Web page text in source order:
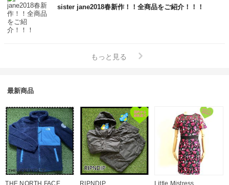
sister jane2018春新作！！全商品をご紹介！！！
もっと見る
最新商品
THE NORTH FACE RIPNDIP Little Mistress